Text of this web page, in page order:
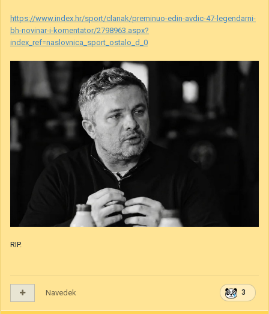
https://www.index.hr/sport/clanak/preminuo-edin-avdic-47-legendarni-
bh-novinar-i-komentator/2798963.aspx?
index_ref=naslovnica_sport_ostalo_d_0
RIP.
3
Navedek